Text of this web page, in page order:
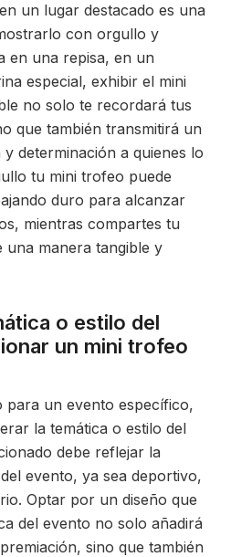
un lugar destacado es una
con orgullo y
en una repisa, en un
especial, exhibir el mini
no solo te recordará tus
que también transmitirá un
determinación a quienes lo
tu mini trofeo puede
duro para alcanzar
mientras compartes tu
una manera tangible y
o estilo del
un mini trofeo
para un evento específico,
la temática o estilo del
debe reflejar la
evento, ya sea deportivo,
Optar por un diseño que
del evento no solo añadirá
sino que también